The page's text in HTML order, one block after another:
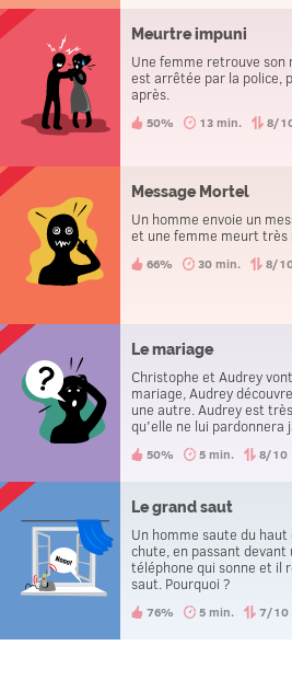
Meurtre impuni
Une femme retrouve
est arrêtée par la police,
après.
50% 13 min. 8/
Message Mortel
Un homme envoie un
et une femme meurt très
66% 30 min. 8/
Le mariage
Christophe et Audrey
mariage, Audrey
une autre. Audrey est
qu'elle ne lui pardonnera
50% 5 min. 8/10
Le grand saut
Un homme saute du
chute, en passant devant
téléphone qui sonne et il
saut. Pourquoi ?
76% 5 min. 7/10